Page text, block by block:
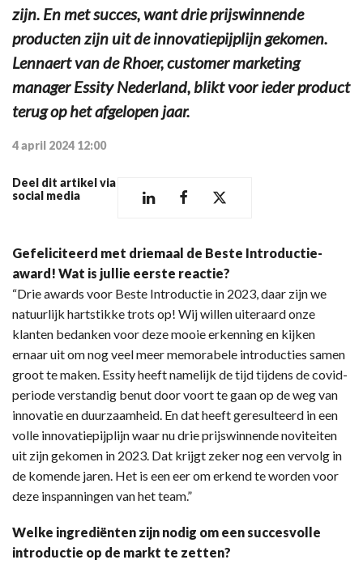
zijn. En met succes, want drie prijswinnende
producten zijn uit de innovatiepijplijn gekomen.
Lennaert van de Rhoer, customer marketing
manager Essity Nederland, blikt voor ieder product
terug op het afgelopen jaar.
4 april 2024 12:00
Deel dit artikel via
social media
Gefeliciteerd met driemaal de Beste Introductie-
award! Wat is jullie eerste reactie?
“Drie awards voor Beste Introductie in 2023, daar zijn we
natuurlijk hartstikke trots op! Wij willen uiteraard onze
klanten bedanken voor deze mooie erkenning en kijken
ernaar uit om nog veel meer memorabele introducties samen
groot te maken. Essity heeft namelijk de tijd tijdens de covid-
periode verstandig benut door voort te gaan op de weg van
innovatie en duurzaamheid. En dat heeft geresulteerd in een
volle innovatiepijplijn waar nu drie prijswinnende noviteiten
uit zijn gekomen in 2023. Dat krijgt zeker nog een vervolg in
de komende jaren. Het is een eer om erkend te worden voor
deze inspanningen van het team.”
Welke ingrediënten zijn nodig om een succesvolle
introductie op de markt te zetten?